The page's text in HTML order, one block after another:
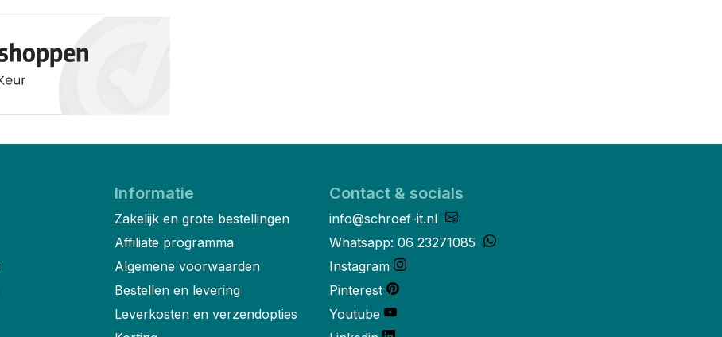
Informatie
Zakelijk en grote bestellingen
Affiliate programma
Algemene voorwaarden
Bestellen en levering
Leverkosten en verzendopties
Contact & socials
info@schroef-it.nl
Whatsapp: 06 23271085
Instagram
Pinterest
Youtube